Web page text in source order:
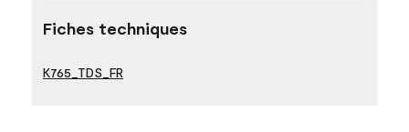
Fiches techniques
K765_TDS_FR